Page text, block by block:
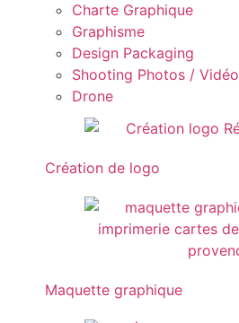
Charte Graphique
Graphisme
Design Packaging
Shooting Photos / Vidéo
Drone
Création de logo
Maquette graphique